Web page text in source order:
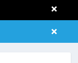
×
×